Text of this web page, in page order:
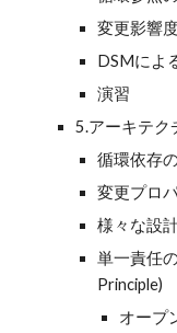
変更影響
DSMによ
演習
5.アーキテク
循環依存
変更プロ
様々な設
単一責任
Principle)
オープ